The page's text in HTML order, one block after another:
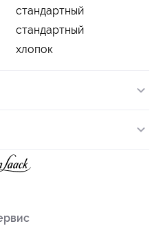
стандартный
стандартный
хлопок